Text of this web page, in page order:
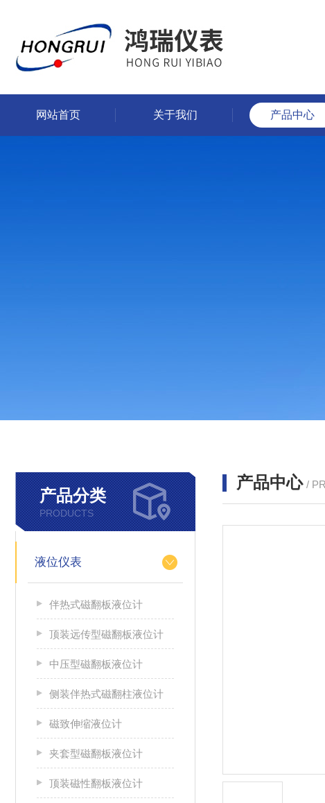
网站首页 关于我们 产品中心
产品分类
PRODUCTS
液位仪表
伴热式磁翻板液位计
顶装远传型磁翻板液位计
中压型磁翻板液位计
侧装伴热式磁翻柱液位计
磁致伸缩液位计
夹套型磁翻板液位计
顶装磁性翻板液位计
产品中心 /